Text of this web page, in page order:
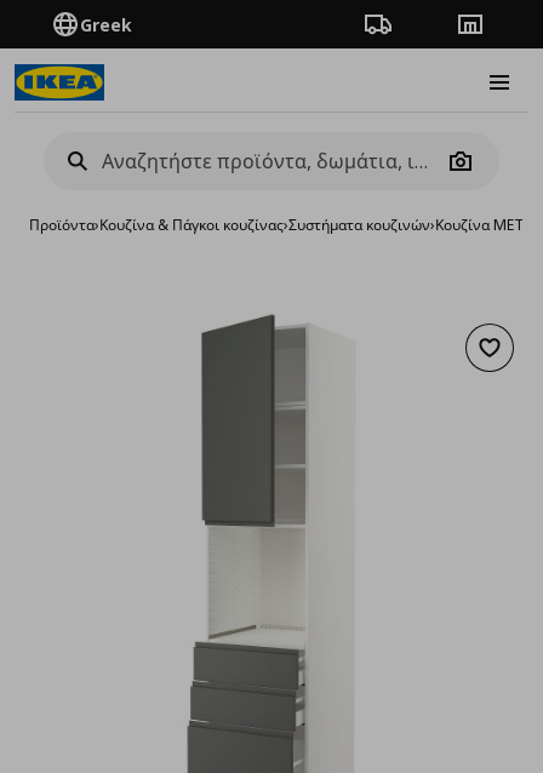
Greek Πορεία παραγγελίας
Camera
Προϊόντα›Κουζίνα & Πάγκοι κουζίνας›Συστήματα κουζινών›Κουζίνα